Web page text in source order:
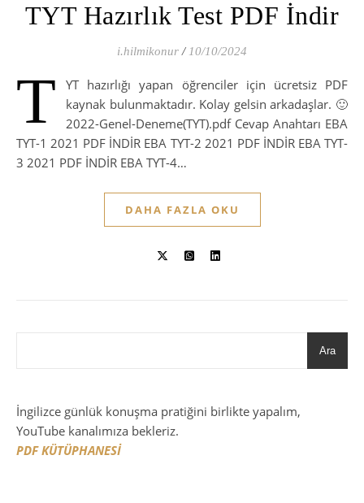
TYT Hazırlık Test PDF İndir
i.hilmikonur / 10/10/2024
T
YT hazırlığı yapan öğrenciler için ücretsiz PDF
kaynak bulunmaktadır. Kolay gelsin arkadaşlar. 🙂
2022-Genel-Deneme(TYT).pdf Cevap Anahtarı EBA
TYT-1 2021 PDF İNDİR EBA TYT-2 2021 PDF İNDİR EBA TYT-
3 2021 PDF İNDİR EBA TYT-4…
DAHA FAZLA OKU
Ara
İngilizce günlük konuşma pratiğini birlikte yapalım,
YouTube kanalımıza bekleriz.
PDF KÜTÜPHANESİ